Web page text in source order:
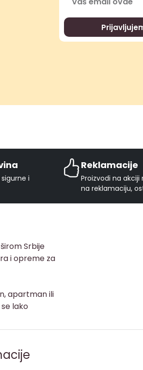
i
Reklamacije
Proizvodi na
na reklamaciju,
Srbije
i opreme za
apartman ili
lako